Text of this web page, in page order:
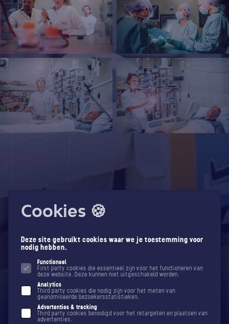
Cookies 🍪
Deze site gebruikt cookies waar we je toestemming voor
nodig hebben.
Functioneel
First party cookies die essentieel zijn voor het functioneren van
deze website. Deze kunnen niet uitgeschakeld worden.
Analytics
Third party cookies die nodig zijn voor het meten van
geanomiseerde bezoekersstatistieken.
Advertenties & tracking
Third party cookies benodigd voor het retargeten en plaatsen van
advertenties.